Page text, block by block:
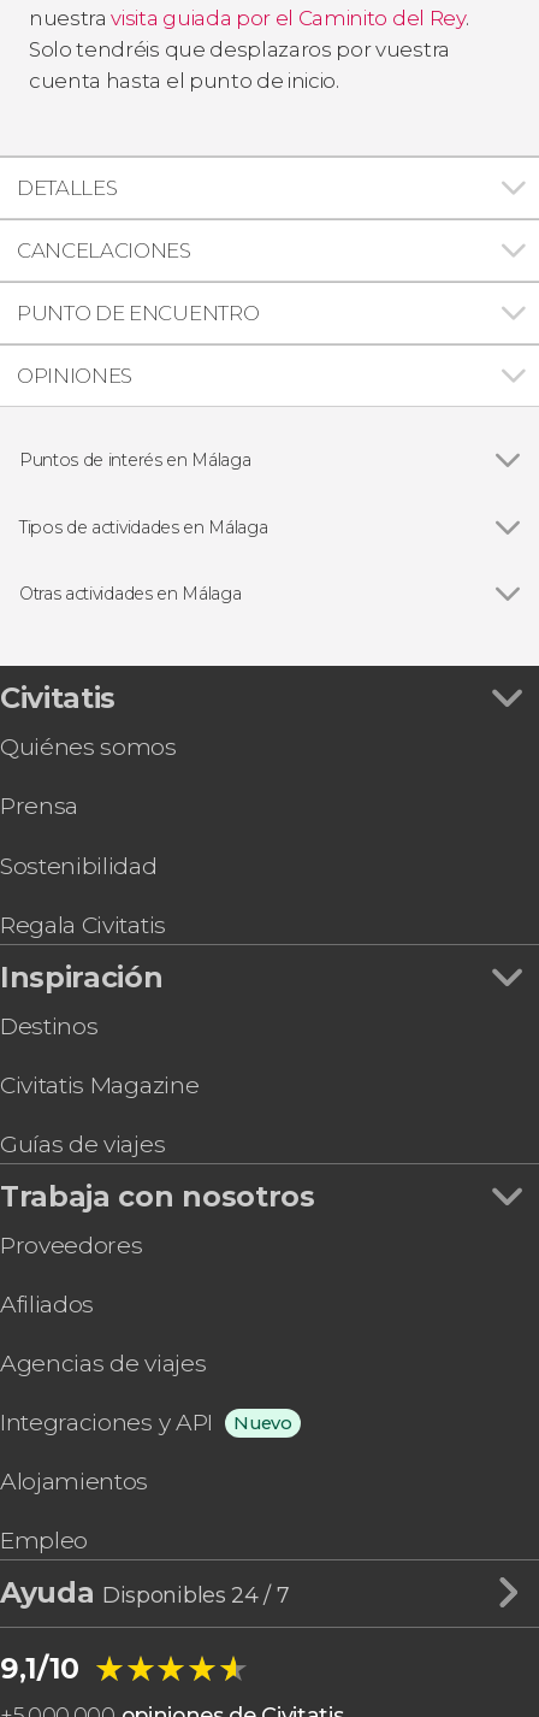
nuestravisita guiada por el Caminito del Rey.
Solo tendréis que desplazaros por vuestra
cuenta hasta el punto de inicio.
DETALLES
CANCELACIONES
PUNTO DE ENCUENTRO
OPINIONES
Puntos de interés en Málaga
Teatro romano de Málaga
Tipos de actividades en Málaga
Free tours en Málaga
Otras actividades en Málaga
Visita guiada por la catedral y alrededores
Hammam Al Ándalus, un baño en la historia
Visita guiada por el castillo de Gibralfaro
Tour en segway por Málaga
Autobús turístico de Málaga
Civitatis
Quiénes somos
Prensa
Sostenibilidad
Regala Civitatis
Inspiración
Destinos
Civitatis Magazine
Guías de viajes
Trabaja con nosotros
Proveedores
Afiliados
Agencias de viajes
Integraciones y API Nuevo
Alojamientos
Empleo
Ayuda Disponibles 24 / 7
9,1/10 ★★★★★
★★★★★